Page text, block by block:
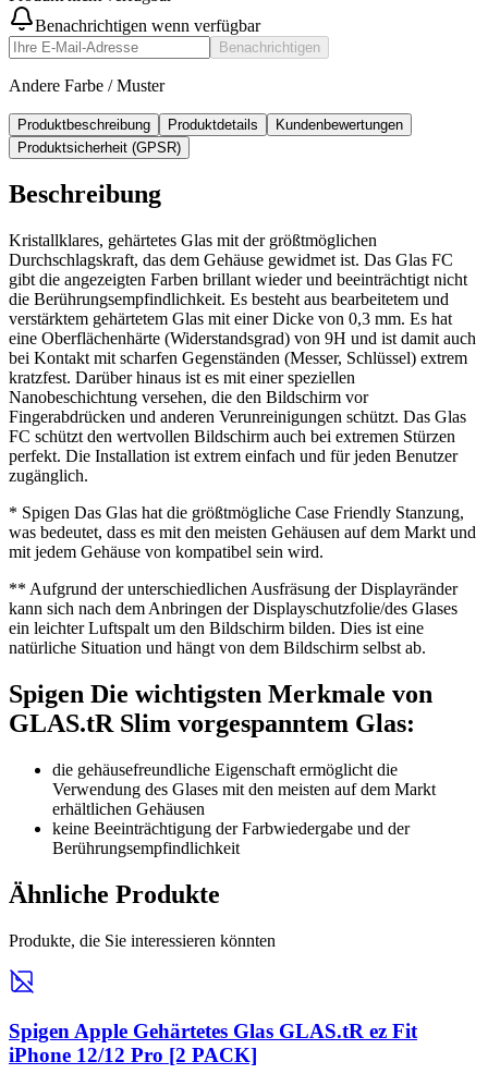
Benachrichtigen wenn verfügbar
Benachrichtigen
Andere Farbe / Muster
Produktbeschreibung Produktdetails
Kundenbewertungen
Produktsicherheit (GPSR)
Beschreibung
Kristallklares, gehärtetes Glas mit der größtmöglichen
Durchschlagskraft, das dem Gehäuse gewidmet ist. Das Glas FC
gibt die angezeigten Farben brillant wieder und beeinträchtigt nicht
die Berührungsempfindlichkeit. Es besteht aus bearbeitetem und
verstärktem gehärtetem Glas mit einer Dicke von 0,3 mm. Es hat
eine Oberflächenhärte (Widerstandsgrad) von 9H und ist damit auch
bei Kontakt mit scharfen Gegenständen (Messer, Schlüssel) extrem
kratzfest. Darüber hinaus ist es mit einer speziellen
Nanobeschichtung versehen, die den Bildschirm vor
Fingerabdrücken und anderen Verunreinigungen schützt. Das Glas
FC schützt den wertvollen Bildschirm auch bei extremen Stürzen
perfekt. Die Installation ist extrem einfach und für jeden Benutzer
zugänglich.
* Spigen Das Glas hat die größtmögliche Case Friendly Stanzung,
was bedeutet, dass es mit den meisten Gehäusen auf dem Markt und
mit jedem Gehäuse von kompatibel sein wird.
** Aufgrund der unterschiedlichen Ausfräsung der Displayränder
kann sich nach dem Anbringen der Displayschutzfolie/des Glases
ein leichter Luftspalt um den Bildschirm bilden. Dies ist eine
natürliche Situation und hängt von dem Bildschirm selbst ab.
Spigen Die wichtigsten Merkmale von
GLAS.tR Slim vorgespanntem Glas:
die gehäusefreundliche Eigenschaft ermöglicht die
Verwendung des Glases mit den meisten auf dem Markt
erhältlichen Gehäusen
keine Beeinträchtigung der Farbwiedergabe und der
Berührungsempfindlichkeit
Ähnliche Produkte
Produkte, die Sie interessieren könnten
Spigen Apple Gehärtetes Glas GLAS.tR ez Fit
iPhone 12/12 Pro [2 PACK]